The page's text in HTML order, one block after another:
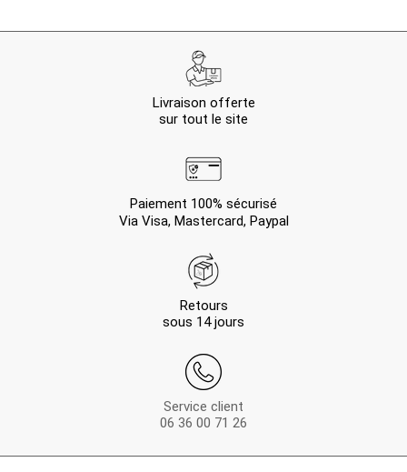
Livraison offerte
sur tout le site
Paiement 100% sécurisé
Via Visa, Mastercard, Paypal
Retours
sous 14 jours
Service client
06 36 00 71 26